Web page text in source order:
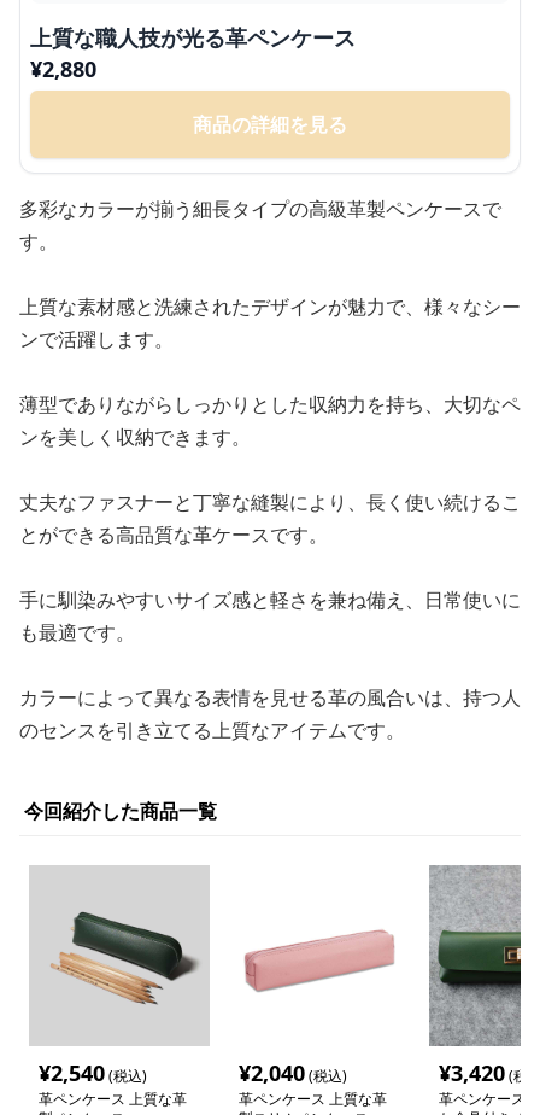
上質な職人技が光る革ペンケース
¥2,880
商品の詳細を見る
多彩なカラーが揃う細長タイプの高級革製ペンケースで
す。
上質な素材感と洗練されたデザインが魅力で、様々なシー
ンで活躍します。
薄型でありながらしっかりとした収納力を持ち、大切なペ
ンを美しく収納できます。
丈夫なファスナーと丁寧な縫製により、長く使い続けるこ
とができる高品質な革ケースです。
手に馴染みやすいサイズ感と軽さを兼ね備え、日常使いに
も最適です。
カラーによって異なる表情を見せる革の風合いは、持つ人
のセンスを引き立てる上質なアイテムです。
今回紹介した商品一覧
¥2,540(税込)
革ペンケース 上質な革
¥2,040(税込)
革ペンケース 上質な革
¥3,420(税
革ペンケース